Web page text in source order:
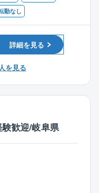
め残業もほぼなく
ます。
や、建て替え希望
日2～3件
：3
、いつでもどこで
業しているため残
ションに！
があります◎
勤なし
詳細を見る
を見る
歓迎/岐阜県